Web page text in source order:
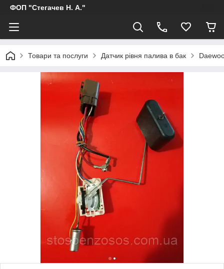
ФОП "Стегачев Н. А."
Товари та послуги Датчик рівня палива в бак